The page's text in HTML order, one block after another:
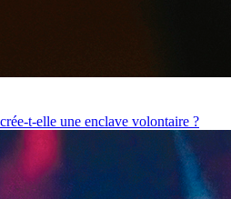
t-elle une enclave volontaire ?